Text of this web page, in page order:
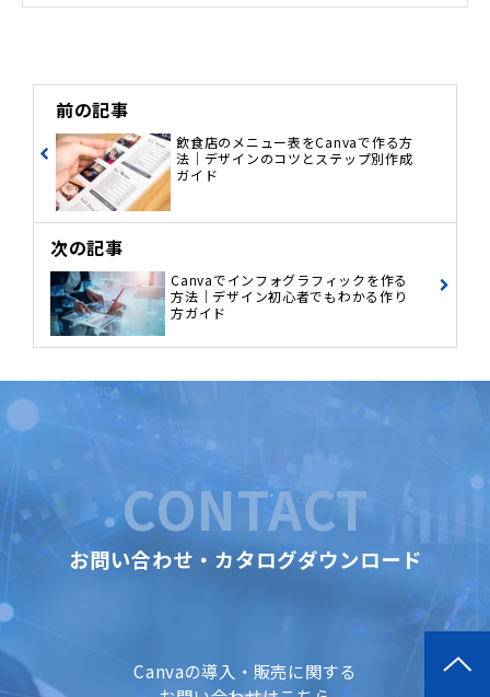
前の記事
飲食店のメニュー表をCanvaで作る方
法｜デザインのコツとステップ別作成
ガイド
次の記事
Canvaでインフォグラフィックを作る
方法｜デザイン初心者でもわかる作り
方ガイド
CONTACT
お問い合わせ・カタログダウンロード
Canvaの導入・販売に関する